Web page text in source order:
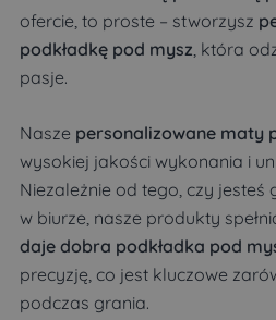
ofercie, to proste – stworzysz
podkładkę pod mysz , która
pasje.
Nasze personalizowane maty
wysokiej jakości wykonania i
Niezależnie od tego, czy jesteś
w biurze, nasze produkty
daje dobra podkładka pod
precyzję, co jest kluczowe
podczas grania.